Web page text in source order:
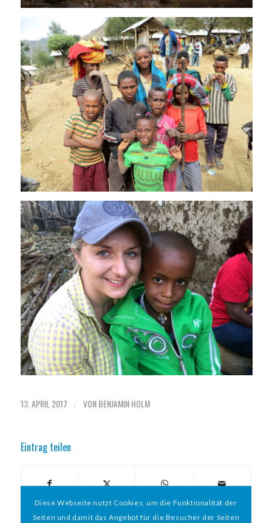
13. APRIL 2017 / VONBENJAMIN HOLM
Eintrag teilen
Diese Webseite nutzt Cookies, um die Funktionalität der
Seiten und damit das Angebot für die Besucher der Seiten